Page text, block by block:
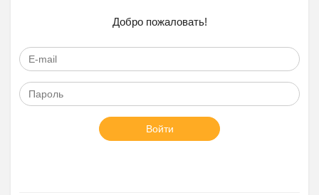
Добро пожаловать!
Войти